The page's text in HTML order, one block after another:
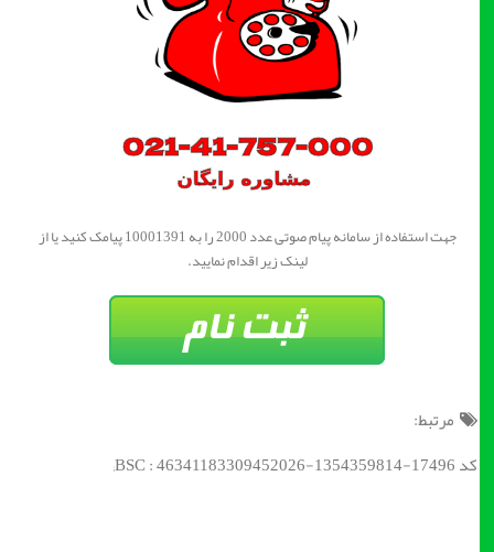
جهت استفاده از سامانه پیام صوتی عدد 2000 را به 10001391 پیامک کنید یا از
لینک زیر اقدام نمایید.
مرتبط:
کد BSC : 46341183309452026-1354359814-17496;